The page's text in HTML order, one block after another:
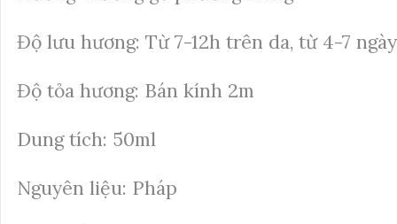
Độ lưu hương: Từ 7-12h trên da, từ 4-7
Độ tỏa hương: Bán kính 2m
Dung tích: 50ml
Nguyên liệu: Pháp